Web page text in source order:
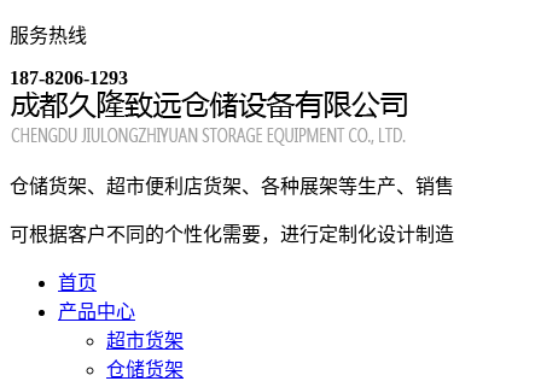
服务热线
187-8206-1293
仓储货架、超市便利店货架、各种展架等生产、销售
可根据客户不同的个性化需要，进行定制化设计制造
首页
产品中心
超市货架
仓储货架